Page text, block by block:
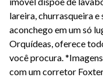
lareira, churrasqueira e
aconchego em um só
Orquídeas, oferece
você procura.
com um corretor